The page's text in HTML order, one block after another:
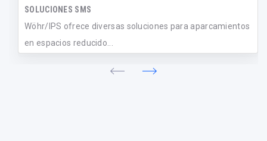
SOLUCIONES SMS
Wöhr/IPS ofrece diversas soluciones para aparcamientos
en espacios reducido...